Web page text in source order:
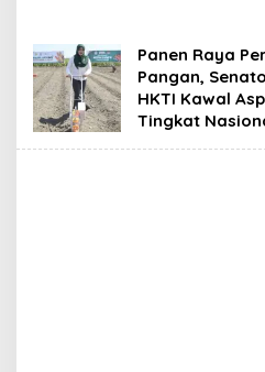
Panen Raya
Pangan,
HKTI Kawal
Tingkat